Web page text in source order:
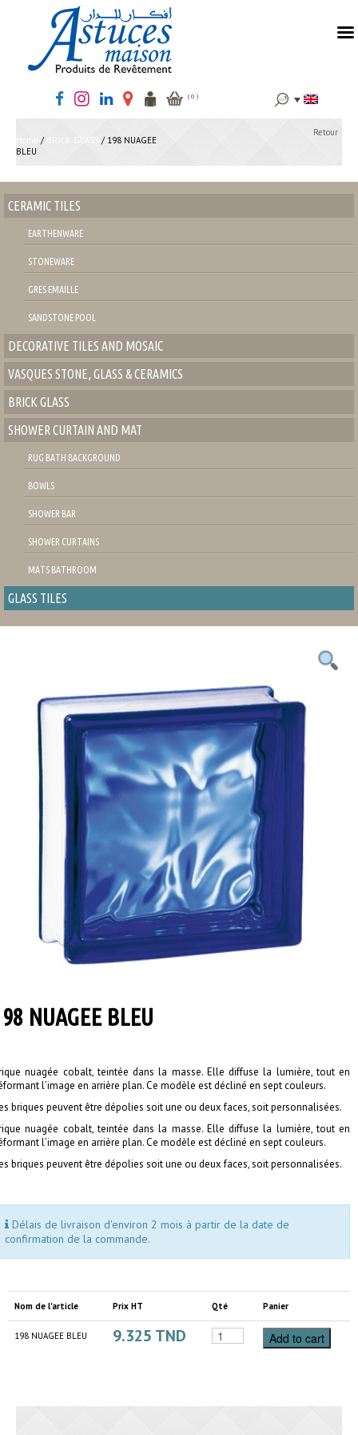
( 0 )
Search
for:
/
/ 198 NUAGEE
BLEU
Retour
CERAMIC TILES
EARTHENWARE
STONEWARE
GRES EMAILLE
SANDSTONE POOL
DECORATIVE TILES AND MOSAIC
VASQUES STONE, GLASS & CERAMICS
BRICK GLASS
SHOWER CURTAIN AND MAT
RUG BATH BACKGROUND
BOWLS
SHOWER BAR
SHOWER CURTAINS
MATS BATHROOM
GLASS TILES
NUAGEE BLEU
nuagée cobalt, teintée dans la masse. Elle diffuse la lumière, tout en
l’image en arrière plan. Ce modèle est décliné en sept couleurs.
briques peuvent être dépolies soit une ou deux faces, soit personnalisées.
nuagée cobalt, teintée dans la masse. Elle diffuse la lumière, tout en
l’image en arrière plan. Ce modèle est décliné en sept couleurs.
briques peuvent être dépolies soit une ou deux faces, soit personnalisées.
Délais de livraison d'environ 2 mois à partir de la date de
confirmation de la commande.
Nom de l'article Prix HT Qté Panier
198 NUAGEE BLEU 9.325 TND Add to cart